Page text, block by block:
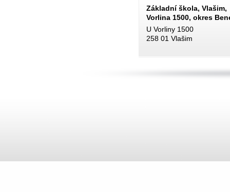
Základní škola, Vlašim,
Vorlina 1500, okres
U Vorliny 1500
258 01 Vlašim